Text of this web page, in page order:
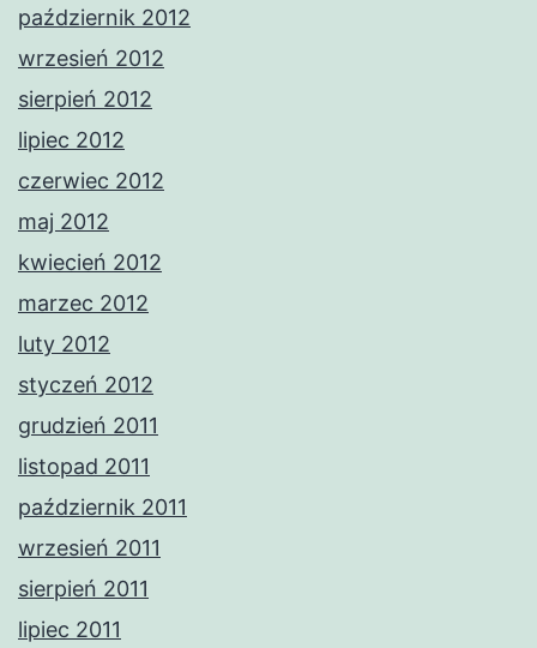
październik 2012
wrzesień 2012
sierpień 2012
lipiec 2012
czerwiec 2012
maj 2012
kwiecień 2012
marzec 2012
luty 2012
styczeń 2012
grudzień 2011
listopad 2011
październik 2011
wrzesień 2011
sierpień 2011
lipiec 2011